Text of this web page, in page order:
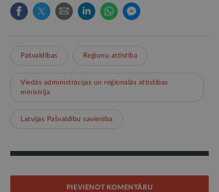
Pašvaldības Reģionu attīstība
Viedās administrācijas un reģionālās attīstības
ministrija
Latvijas Pašvaldību savienība
PIEVIENOT KOMENTĀRU